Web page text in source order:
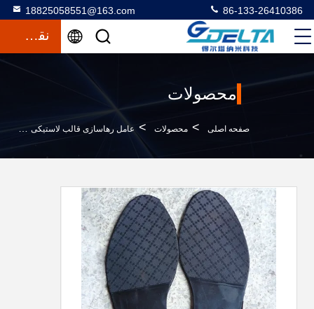
18825058551@163.com 86-133-26410386
نقل قول
محصولات
صفحه اصلی > محصولات > عامل رهاسازی قالب لاستیکی >